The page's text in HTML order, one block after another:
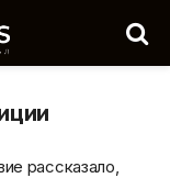
рассказало,